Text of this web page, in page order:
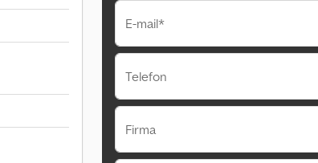
E-mail*
Telefon
Firma